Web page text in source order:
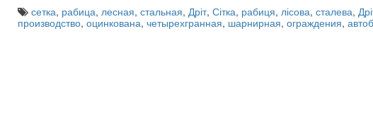
сетка, рабица, лесная, стальная, Дріт, Сітка, рабиця, лісова, сталева,
производство, оцинкована, четырехгранная, шарнирная, ограждения,